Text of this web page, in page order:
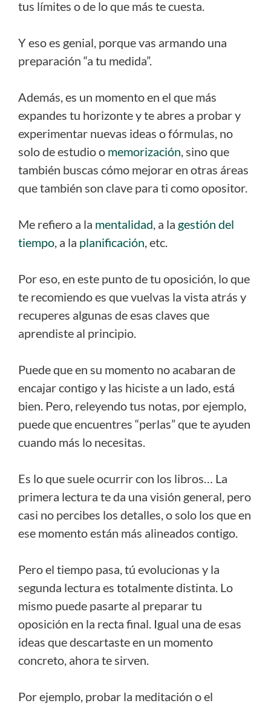
tus límites o de lo que más te cuesta.
Y eso es genial, porque vas armando una
preparación “a tu medida”.
Además, es un momento en el que más
expandes tu horizonte y te abres a probar y
experimentar nuevas ideas o fórmulas, no
solo de estudio o memorización , sino que
también buscas cómo mejorar en otras áreas
que también son clave para ti como opositor.
Me refiero a la mentalidad , a la gestión del
tiempo , a la planificación , etc.
Por eso, en este punto de tu oposición, lo que
te recomiendo es que vuelvas la vista atrás y
recuperes algunas de esas claves que
aprendiste al principio.
Puede que en su momento no acabaran de
encajar contigo y las hiciste a un lado, está
bien. Pero, releyendo tus notas, por ejemplo,
puede que encuentres “perlas” que te ayuden
cuando más lo necesitas.
Es lo que suele ocurrir con los libros… La
primera lectura te da una visión general, pero
casi no percibes los detalles, o solo los que en
ese momento están más alineados contigo.
Pero el tiempo pasa, tú evolucionas y la
segunda lectura es totalmente distinta. Lo
mismo puede pasarte al preparar tu
oposición en la recta final. Igual una de esas
ideas que descartaste en un momento
concreto, ahora te sirven.
Por ejemplo, probar la meditación o el